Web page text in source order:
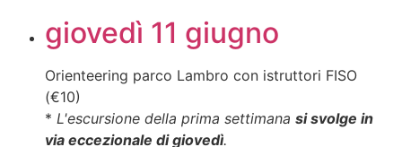
giovedì 11 giugno
Orienteering parco Lambro con istruttori FISO
(€10)
* L'escursione della prima settimana si svolge in
via eccezionale di giovedì.